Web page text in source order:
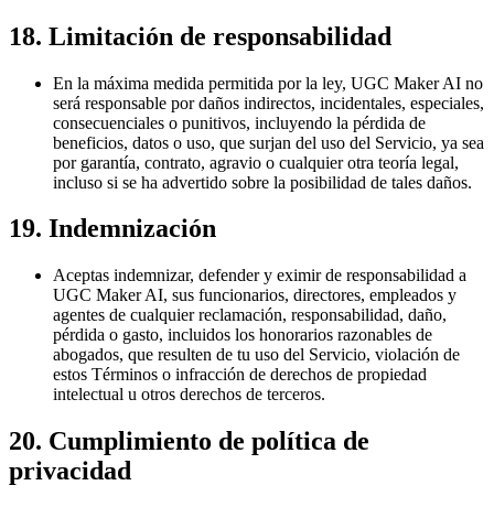
18. Limitación de responsabilidad
En la máxima medida permitida por la ley, UGC Maker AI no
será responsable por daños indirectos, incidentales, especiales,
consecuenciales o punitivos, incluyendo la pérdida de
beneficios, datos o uso, que surjan del uso del Servicio, ya sea
por garantía, contrato, agravio o cualquier otra teoría legal,
incluso si se ha advertido sobre la posibilidad de tales daños.
19. Indemnización
Aceptas indemnizar, defender y eximir de responsabilidad a
UGC Maker AI, sus funcionarios, directores, empleados y
agentes de cualquier reclamación, responsabilidad, daño,
pérdida o gasto, incluidos los honorarios razonables de
abogados, que resulten de tu uso del Servicio, violación de
estos Términos o infracción de derechos de propiedad
intelectual u otros derechos de terceros.
20. Cumplimiento de política de
privacidad